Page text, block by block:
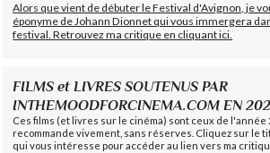
Alors que vient de débuter le Festival d'Avignon, je
éponyme de Johann Dionnet qui vous immergera
festival. Retrouvez ma critique en cliquant ici.
FILMS et LIVRES SOUTENUS PAR
INTHEMOODFORCINEMA.COM EN
Ces films (et livres sur le cinéma) sont ceux de l'année
recommande vivement, sans réserves. Cliquez sur le
qui vous intéresse pour accéder au lien vers ma